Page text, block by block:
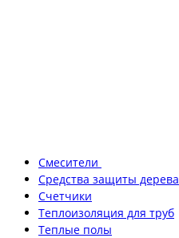
Смесители
Средства защиты дерева
Счетчики
Теплоизоляция для труб
Теплые полы